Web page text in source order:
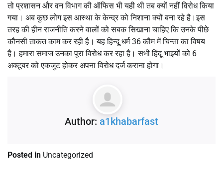
तो प्रशासन और वन विभाग की ऑफिस भी यही थी तब क्यों नहीं विरोध किया
गया। अब कुछ लोग इस आस्था के केन्द्र को निशाना क्यों बना रहे है।इस
तरह की हीन राजनीति करने वालों को सबक सिखाना चाहिए कि उनके पीछे
कौनसी ताकत काम कर रही है। यह हिन्दू धर्म 36 कौम में चिन्ता का विषय
है। हमारा समाज उनका पूरा विरोध कर रहा है। सभी हिंदू भाइयों को 6
अक्टूबर को एकजुट होकर अपना विरोध दर्ज कराना होगा।
Author: a1khabarfast
Posted in Uncategorized